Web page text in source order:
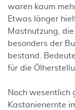
waren kaum
Etwas länger
Mastnutzung,
besonders der
bestand.
für die
Noch wesentlich
Kastanienernte